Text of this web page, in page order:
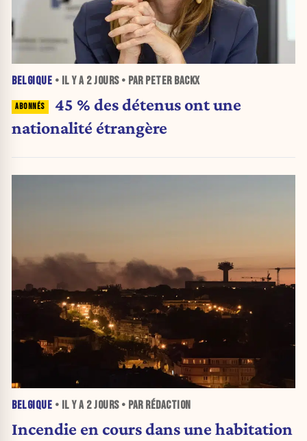
BELGIQUE • IL Y A 2 JOURS• PAR PETER BACKX
45 % des détenus ont une
nationalité étrangère
BELGIQUE • IL Y A 2 JOURS• PAR RÉDACTION
Incendie en cours dans une habitation